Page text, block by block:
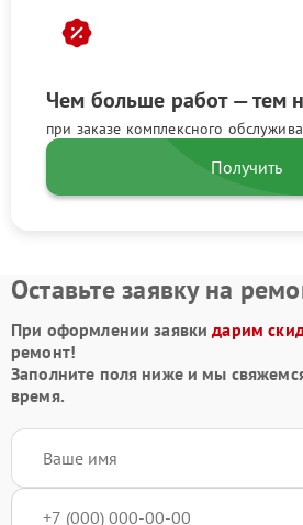
Чем больше работ — тем
при заказе комплексного
Получить
Оставьте заявку на
При оформлении заявкидарим
ремонт!
Заполните поля ниже и мы
время.